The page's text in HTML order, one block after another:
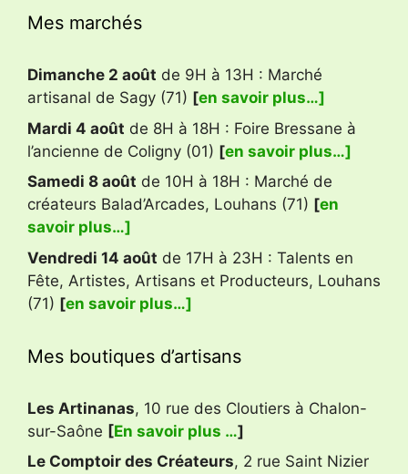
Mes marchés
Dimanche 2 août de 9H à 13H : Marché
artisanal de Sagy (71) [en savoir plus…]
Mardi 4 août de 8H à 18H : Foire Bressane à
l’ancienne de Coligny (01) [en savoir plus…]
Samedi 8 août de 10H à 18H : Marché de
créateurs Balad’Arcades, Louhans (71) [en
savoir plus…]
Vendredi 14 août de 17H à 23H : Talents en
Fête, Artistes, Artisans et Producteurs, Louhans
(71) [en savoir plus…]
Mes boutiques d’artisans
Les Artinanas, 10 rue des Cloutiers à Chalon-
sur-Saône [En savoir plus …]
Le Comptoir des Créateurs, 2 rue Saint Nizier